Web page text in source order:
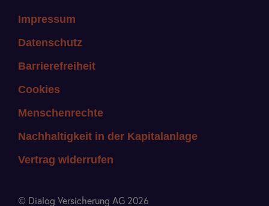
Impressum
Datenschutz
Barrierefreiheit
Cookies
Menschenrechte
Nachhaltigkeit in der Kapitalanlage
Vertrag widerrufen
© Dialog Versicherung AG 2026